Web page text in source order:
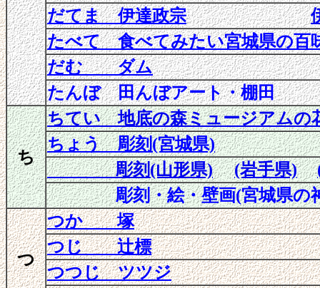
だてま 伊達政宗
たべて 食べてみたい宮城県の百
だむ ダム
たんぼ 田んぼアート・棚田
ち
ちてい 地底の森ミュージアムの
ちょう 彫刻(宮城県)
彫刻(山形県)
(岩手県)
彫刻・絵・壁画(宮城県の
つ
つか 塚
つじ 辻標
つつじ ツツジ